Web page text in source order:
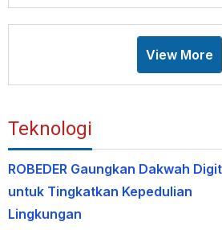
View More
Teknologi
ROBEDER Gaungkan Dakwah
untuk Tingkatkan Kepedulian
Lingkungan